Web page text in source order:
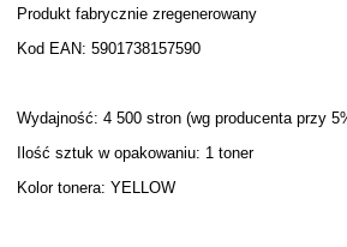
Produkt fabrycznie zregenerowany
Kod EAN: 5901738157590
Wydajność: 4 500 stron (wg producenta przy
Ilość sztuk w opakowaniu: 1 toner
Kolor tonera: YELLOW